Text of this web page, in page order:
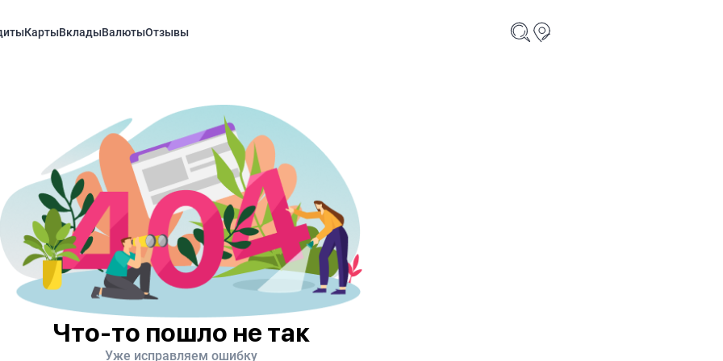
КартыВкладыВалютыОтзывы
Что-то пошло не так
Уже исправляем ошибку